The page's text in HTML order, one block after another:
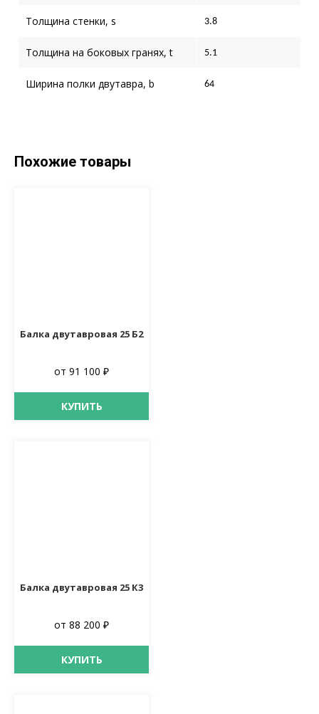
Толщина стенки, s 3.8
Толщина на боковых гранях, t 5.1
Ширина полки двутавра, b 64
Похожие товары
Балка двутавровая 25 Б2
от 91 100 ₽
КУПИТЬ
Балка двутавровая 25 К3
от 88 200 ₽
КУПИТЬ